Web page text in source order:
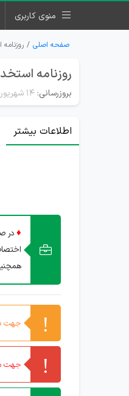
منوی کاربری
صفحه اصلی روزنامه
روزنامه
بروزرسانی: ۱۴ شهریور ۱۴۰۲
اطلاعات بیشتر
♦ در
جهت
جهت